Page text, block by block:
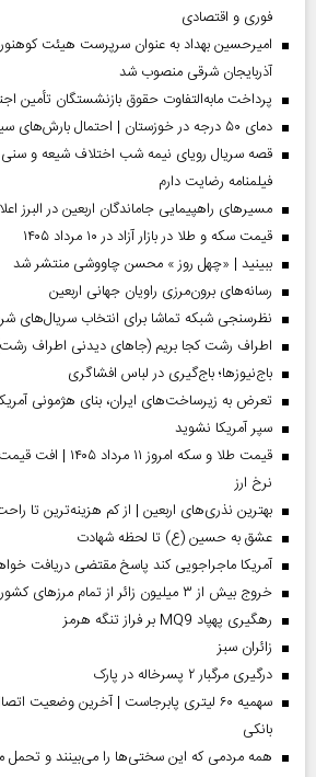
فوری و اقتصادی
امیرحسین بهداد به عنوان سرپرست هیئت
آذربایجان شرقی منصوب شد
پرداخت مابه‌التفاوت حقوق بازنشستگان تأمین
دمای ۵۰ درجه در خوزستان | احتمال بارش‌های سیل‌آسا در ۳ استان
قصه سریال رویای نیمه شب اختلاف شیعه و
فیلمنامه رضایت دارم
مسیر‌های راهپیمایی جاماندگان اربعین در البرز
قیمت سکه و طلا در بازار آزاد در ۱۰ مرداد ۱۴۰۵
ببینید | «چهل روز » محسن چاووشی منتشر شد
رسانه‌های برون‌مرزی راویان جهانی اربعین
نظرسنجی شبکه تماشا برای انتخاب سریال‌های
اطراف رشت کجا بریم (جاهای دیدنی اطراف
باج‌نیوزها؛ باج‌گیری در لباس افشاگری
تعرض به زیرساخت‌های ایران، بنای هژمونی
سپر آمریکا نشوید
قیمت طلا و سکه
نرخ ارز
بهترین نذری‌های اربعین | از کم هزینه‌ترین تا
عشق به حسین (ع) تا لحظه شهادت
آمریکا ماجراجویی کند پاسخ مقتضی دریافت
خروج بیش از ۳ میلیون زائر از تمام مرز‌های کشور
رهگیری پهپاد MQ9 بر فراز تنگه هرمز
‌زائران سبز
درگیری مرگبار ۲ پسرخاله در پارک
سهمیه ۶۰ لیتری پابرجاست | آخرین وضعیت
بانکی
همه مردمی که این سختی‌ها را می‌بینند و تحمل